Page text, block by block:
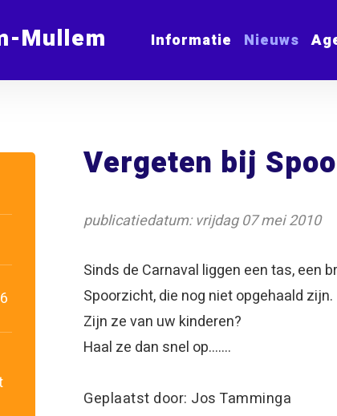
Mullem Informatie Nieuws
Vergeten bij
publicatiedatum: vrijdag 07 mei 2010
Sinds de Carnaval liggen een tas, een
Spoorzicht, die nog niet opgehaald zijn.
Zijn ze van uw kinderen?
Haal ze dan snel op.......
Geplaatst door: Jos Tamminga